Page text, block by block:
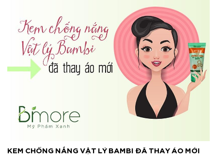
KEM CHỐNG NẮNG VẬT LÝ BAMBI ĐÃ THAY ÁO MỚI